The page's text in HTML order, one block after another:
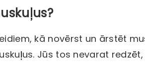
kā novērst un ārstēt
Jūs tos nevarat